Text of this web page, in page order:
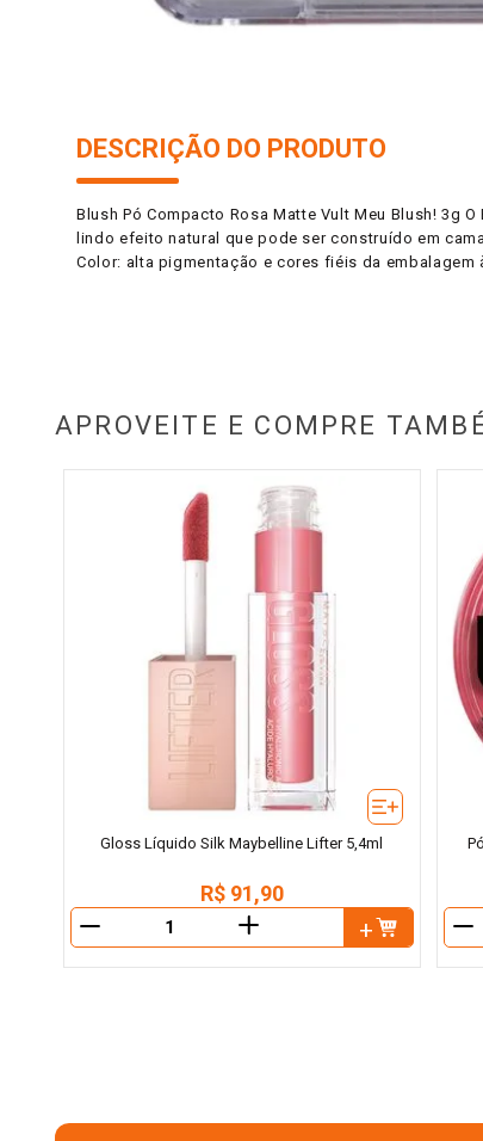
DESCRIÇÃO DO PRODUTO
Blush Pó Compacto Rosa Matte Vult Meu Blush! 3g
lindo efeito natural que pode ser construído em
Color: alta pigmentação e cores fiéis da embalagem
APROVEITE E COMPRE
Gloss Líquido Silk Maybelline Lifter 5,4ml
R$ 91,90
＋